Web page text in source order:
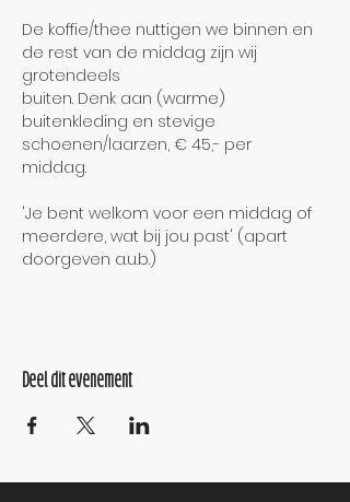
De koffie/thee nuttigen we binnen en
de rest van de middag zijn wij
grotendeels
buiten. Denk aan (warme)
buitenkleding en stevige
schoenen/laarzen, € 45,- per
middag.
'Je bent welkom voor een middag of
meerdere, wat bij jou past' (apart
doorgeven a.u.b.)
Deel dit evenement